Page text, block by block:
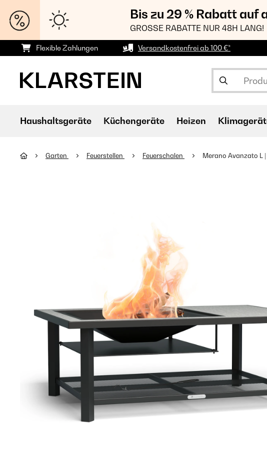
Bis zu 29 % Rabatt
GROSSE RABATTE NUR 48H LANG!
Flexible Zahlungen Versandkostenfrei ab 100 €*
Haushaltsgeräte Küchengeräte Heizen
Garten Feuerstellen Feuerschalen Merano Avanzato L